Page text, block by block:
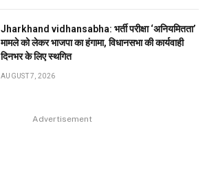
Jharkhand vidhansabha: भर्ती परीक्षा ‘अनियमितता’
मामले को लेकर भाजपा का हंगामा, विधानसभा की कार्यवाही
दिनभर के लिए स्थगित
AUGUST 7, 2026
Advertisement